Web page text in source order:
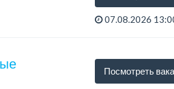
07.08.2026
Посмотреть